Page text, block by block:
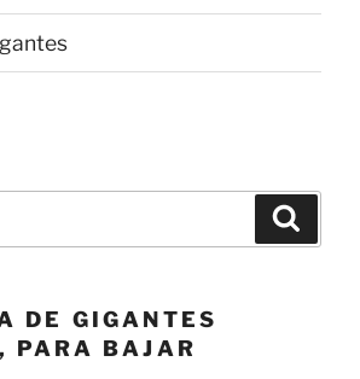
DE GIGANTES
PARA BAJAR